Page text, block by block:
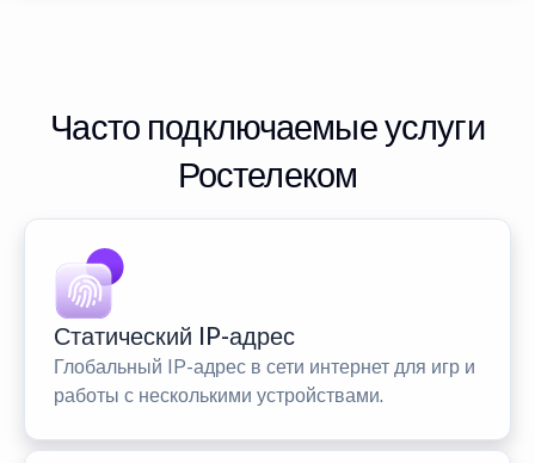
Часто подключаемые услуги
Ростелеком
Статический IP-адрес
Глобальный IP-адрес в сети интернет для игр и
работы с несколькими устройствами.